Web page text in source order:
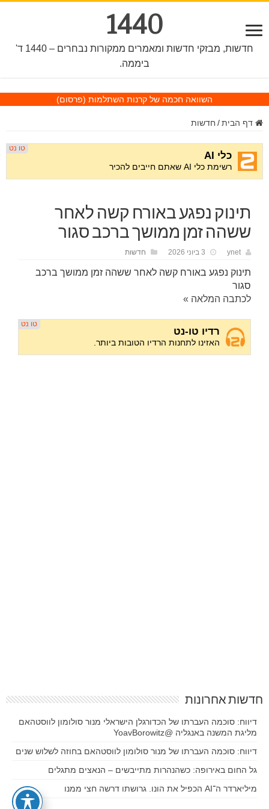
1440
חדשות, מבזקי חדשות ומאמרים ממקורות נבחרים – 1440 ד'
ביממה.
השוואה חכמה של קרנות השתלמות (פרסום)
דף הבית / חדשות
תינוק נפגע באורח קשה לאחר
ששהה זמן ממושך ברכב סגור
ynet 3 ביוני 2026 חדשות
תינוק נפגע באורח קשה לאחר ששהה זמן ממושך ברכב
סגור
לכתבה המלאה »
חדשות אחרונות
דיווח: סוכמה העברתו של הכדורגלן הישראלי מנור סולומון לווסטהאם
מליגת המשנה באנגליה @YoavBorowitz
דיווח: סוכמה העברתו של מנור סולומון לווסטהאם בחוזה לשלוש שנים
גל החום באירופה: כשהנהרות מתייבשים – הנאצים מתגלים
מיליארדר ה־AI הכפיל את הונו. גרושתו דרשה חצי ממנו